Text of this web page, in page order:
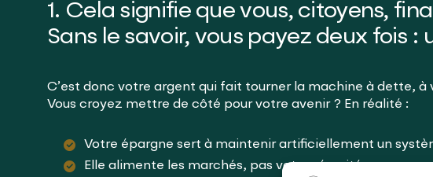
1. Cela signifie que vous, citoyens,
Sans le savoir, vous payez deux fois
C’est donc votre argent qui fait tourner la machine à dette, à
Vous croyez mettre de côté pour votre avenir ? En réalité :
Votre épargne sert à maintenir artificiellement un
Elle alimente les marchés, pas votre sécurité.